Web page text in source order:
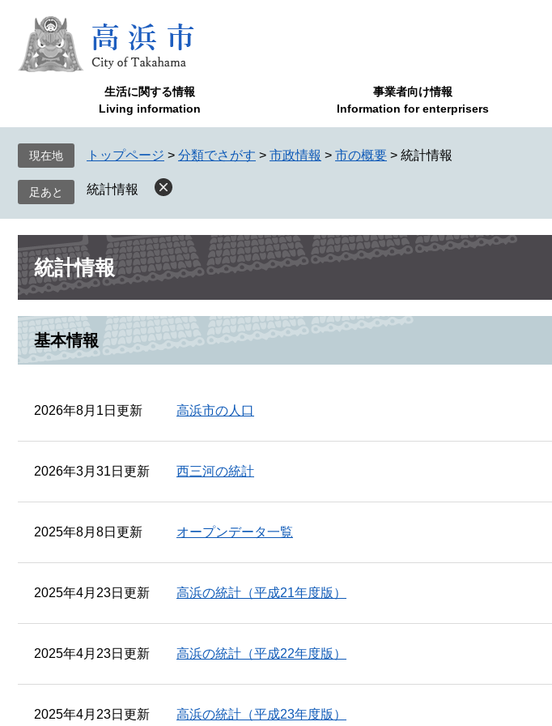
で
ば
へ
生活に関する情報
Living information
事業者向け情報
Information for enterprisers
現在地 トップページ > 分類でさがす > 市政情報 > 市の概要 > 統計情報
統計情報
本
文 統計情報
基本情報
2026年8月1日更新 高浜市の人口
2026年3月31日更新 西三河の統計
2025年8月8日更新 オープンデータ一覧
2025年4月23日更新 高浜の統計（平成21年度版）
2025年4月23日更新 高浜の統計（平成22年度版）
2025年4月23日更新 高浜の統計（平成23年度版）